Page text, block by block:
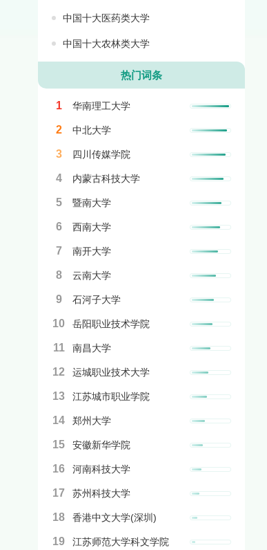
中国十大医药类大学
中国十大农林类大学
热门词条
1 华南理工大学
2 中北大学
3 四川传媒学院
4 内蒙古科技大学
5 暨南大学
6 西南大学
7 南开大学
8 云南大学
9 石河子大学
10 岳阳职业技术学院
11 南昌大学
12 运城职业技术大学
13 江苏城市职业学院
14 郑州大学
15 安徽新华学院
16 河南科技大学
17 苏州科技大学
18 香港中文大学(深圳)
19 江苏师范大学科文学院